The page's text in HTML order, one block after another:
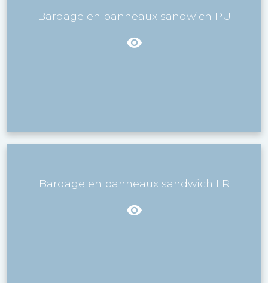
Bardage en panneaux sandwich PU
Bardage en panneaux sandwich LR